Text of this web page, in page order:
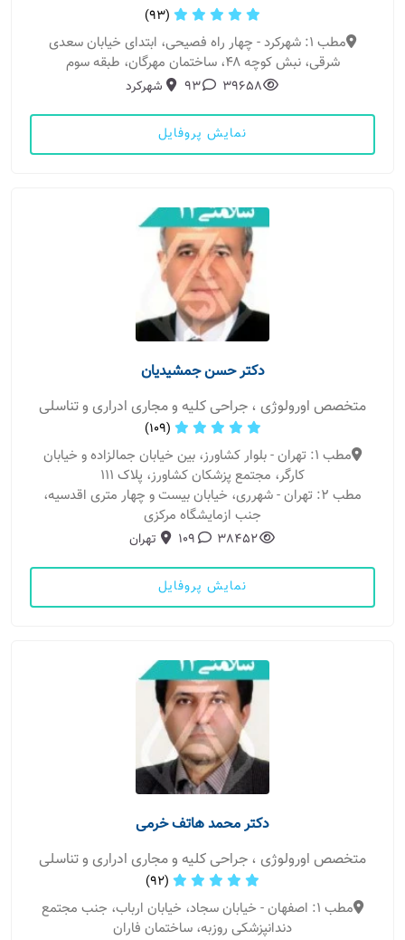
(93)
مطب 1: شهرکرد - چهار راه فصیحی، ابتدای خیابان سعدی
شرقی، نبش کوچه ۴۸، ساختمان مهرگان، طبقه سوم
39658
93 شهرکرد
نمایش پروفایل
دکتر حسن جمشیدیان
متخصص اورولوژی ، جراحی کلیه و مجاری ادراری و تناسلی
(109)
مطب 1: تهران - بلوار کشاورز، بین خیابان جمالزاده و خیابان
کارگر، مجتمع پزشکان کشاورز، پلاک 111
مطب 2: تهران - شهرری، خیابان بیست و چهار متری اقدسیه،
جنب ازمایشگاه مرکزی
38452
109 تهران
نمایش پروفایل
دکتر محمد هاتف خرمی
متخصص اورولوژی ، جراحی کلیه و مجاری ادراری و تناسلی
(92)
مطب 1: اصفهان - خیابان سجاد، خیابان ارباب، جنب مجتمع
دندانپزشکی روزبه، ساختمان فاران